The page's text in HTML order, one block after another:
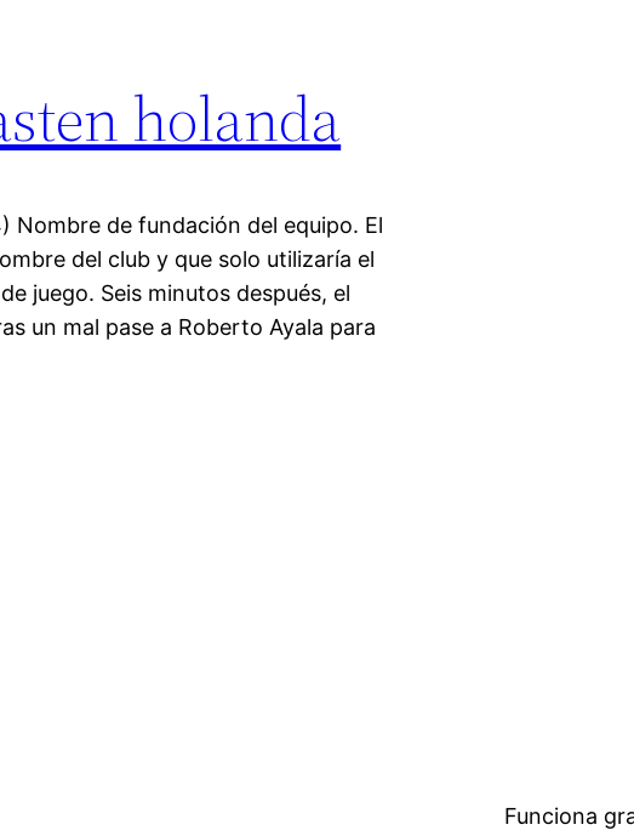
holanda
Nombre de fundación del equipo. El
del club y que solo utilizaría el
juego. Seis minutos después, el
un mal pase a Roberto Ayala para
Funciona